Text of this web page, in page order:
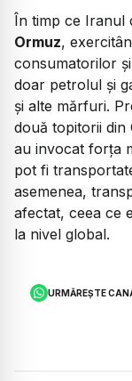
În timp ce Iranul
Ormuz,
consumatorilor
doar petrolul și
și alte mărfuri.
două topitorii din
au invocat forța
pot fi
asemenea,
afectat, ceea ce
la nivel global.
URMĂREȘTE